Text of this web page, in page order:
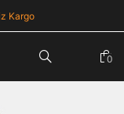
Kargo
0